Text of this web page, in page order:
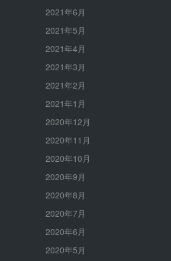
2021年6月
2021年5月
2021年4月
2021年3月
2021年2月
2021年1月
2020年12月
2020年11月
2020年10月
2020年9月
2020年8月
2020年7月
2020年6月
2020年5月